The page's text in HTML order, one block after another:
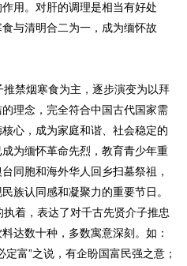
用。对肝的调理是相当有好处
与清明合二为一，成为缅怀故
禁烟寒食为主，逐步演变为以拜
理念，完全符合中国古代国家需
心，成为家庭和谐、社会稳定的
为缅怀革命先烈，教育青少年重
同胞和海外华人回乡扫墓祭祖，
族认同感和凝聚力的重要节日。
着，表达了对千古先贤介子推忠
达数十种，多数寓意深刻。如：
富”之说，有企盼国富民强之意；